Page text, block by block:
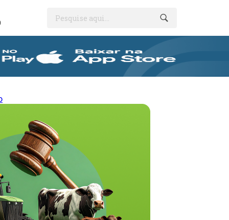
Pesquise aqui...